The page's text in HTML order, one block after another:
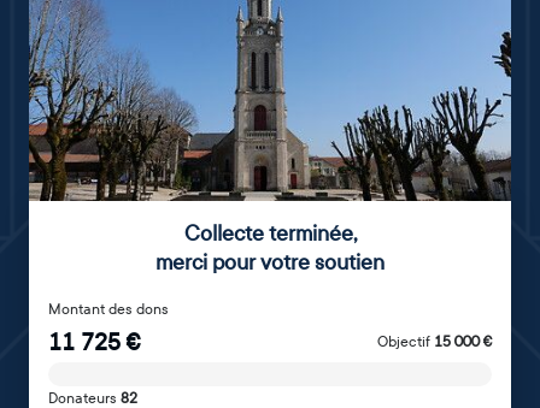
Collecte terminée,
merci pour votre soutien
Montant des dons
11 725€ Objectif 15 000€
Donateurs 82